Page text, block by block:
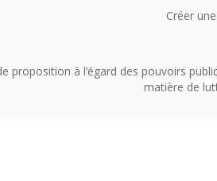
Créer
proposition à l’égard des pouvoirs
matière de